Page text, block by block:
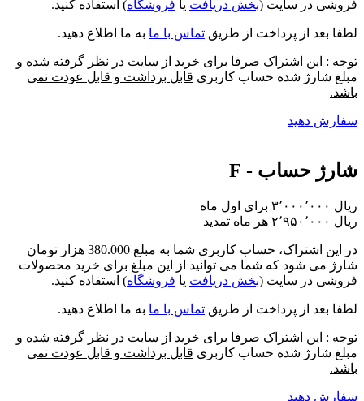
فروشی در سایت (بخش دریافت یا فروشگاه) استفاده کنید.
لطفا بعد از پرداخت از طریق تماس با ما به ما اطلاع دهید.
توجه : این اشتراک صرفا برای خرید از سایت در نظر گرفته شده و
مبلغ شارژ شده حساب کاربری قابل برداشت و قابل عودت نمی
باشد.
سفارش دهید
شارژ حساب - F
برای اول ماه
تمدید
در این اشتراک،
حساب کاربری شما به مبلغ 380.000 هزار تومان
شارژ می شود که شما می توانید از این مبلغ برای خرید محصولات
فروشی در سایت (بخش دریافت یا فروشگاه) استفاده کنید.
لطفا بعد از پرداخت از طریق تماس با ما به ما اطلاع دهید.
توجه : این اشتراک صرفا برای خرید از سایت در نظر گرفته شده و
مبلغ شارژ شده حساب کاربری قابل برداشت و قابل عودت نمی
باشد.
سفارش دهید